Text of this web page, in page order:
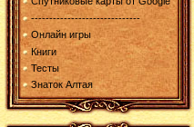
------------------------------
Онлайн игры
Книги
Тесты
Знаток Алтая